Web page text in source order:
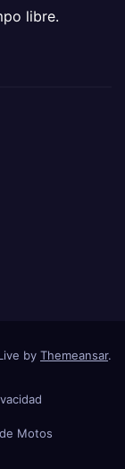
libre.
by Themeansar.
Motos